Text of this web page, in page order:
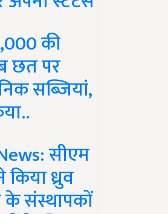
की
छत पर
सब्जियां,
सीएम
ध्रुव
के संस्थापकों